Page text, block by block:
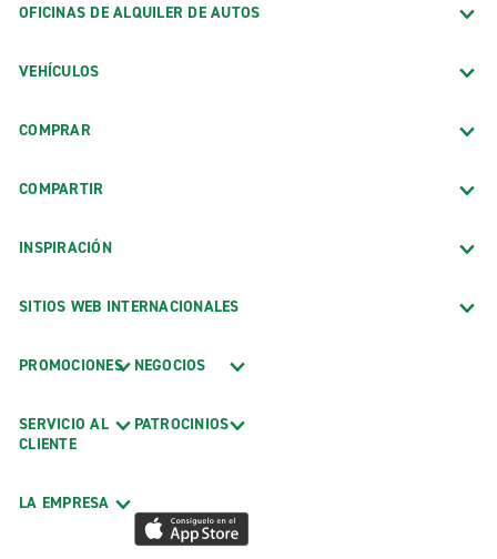
OFICINAS DE ALQUILER DE AUTOS
VEHÍCULOS
COMPRAR
COMPARTIR
INSPIRACIÓN
SITIOS WEB INTERNACIONALES
PROMOCIONES
SERVICIO AL
CLIENTE
LA EMPRESA
NEGOCIOS
PATROCINIOS